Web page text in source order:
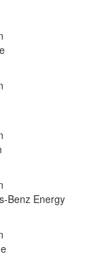
Benz Energy